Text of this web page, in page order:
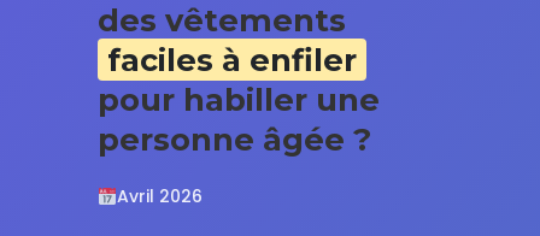
des vêtements
faciles à enfiler
pour habiller une
personne âgée ?
Avril 2026